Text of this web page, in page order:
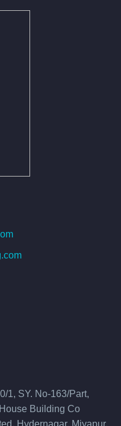
1, SY. No-163/Part,
Building Co
Hydernagar, Miyapur,